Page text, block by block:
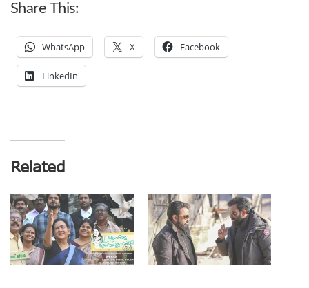
Share This:
WhatsApp X Facebook
LinkedIn
Related